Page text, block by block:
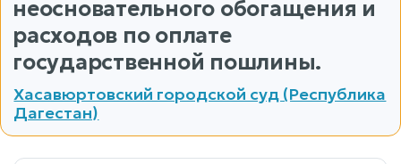
неосновательного обогащения и
расходов по оплате
государственной пошлины.
Хасавюртовский городской суд (Республика
Дагестан)